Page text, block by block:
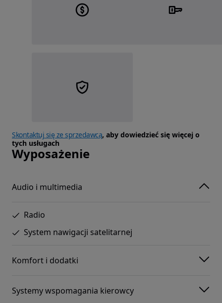
Skontaktuj się ze sprzedawcą, aby dowiedzieć się więcej o
tych usługach
Wyposażenie
Audio i multimedia
Radio
System nawigacji satelitarnej
Komfort i dodatki
Systemy wspomagania kierowcy